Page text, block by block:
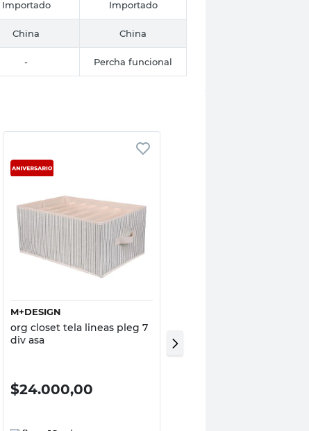
Importado Importado
China China
- Percha funcional
Vista rápida
M+DESIGN
org closet tela lineas pleg 7
div asa
$24.000,00
Polipropileno Azul Cotidiana